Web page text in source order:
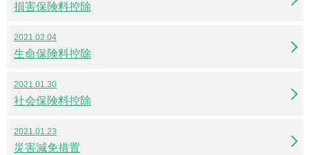
損害保険料控除
2021.02.04
生命保険料控除
2021.01.30
社会保険料控除
2021.01.23
災害減免措置